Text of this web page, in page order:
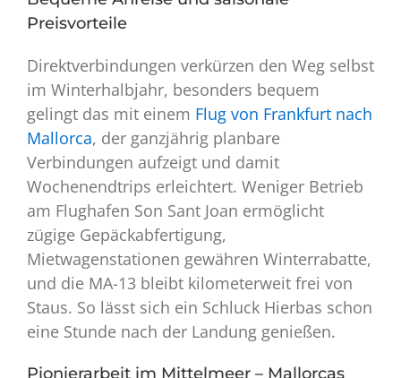
Preisvorteile
Direktverbindungen verkürzen den Weg selbst
im Winterhalbjahr, besonders bequem
gelingt das mit einem Flug von Frankfurt nach
Mallorca, der ganzjährig planbare
Verbindungen aufzeigt und damit
Wochenendtrips erleichtert. Weniger Betrieb
am Flughafen Son Sant Joan ermöglicht
zügige Gepäckabfertigung,
Mietwagenstationen gewähren Winterrabatte,
und die MA-13 bleibt kilometerweit frei von
Staus. So lässt sich ein Schluck Hierbas schon
eine Stunde nach der Landung genießen.
Pionierarbeit im Mittelmeer – Mallorcas